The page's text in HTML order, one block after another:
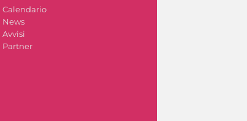
Calendario
News
Avvisi
Partner